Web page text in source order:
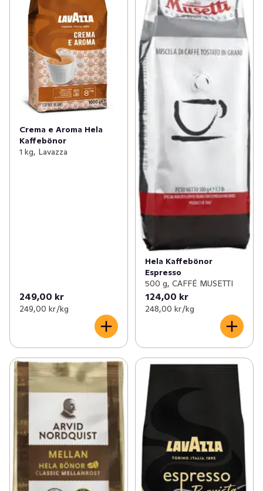
Crema e Aroma Hela
Kaffebönor
1 kg, Lavazza
249,00 kr
249,00 kr /kg
Hela Kaffebönor
Espresso
500 g, CAFFÉ MUSETTI
124,00 kr
248,00 kr /kg